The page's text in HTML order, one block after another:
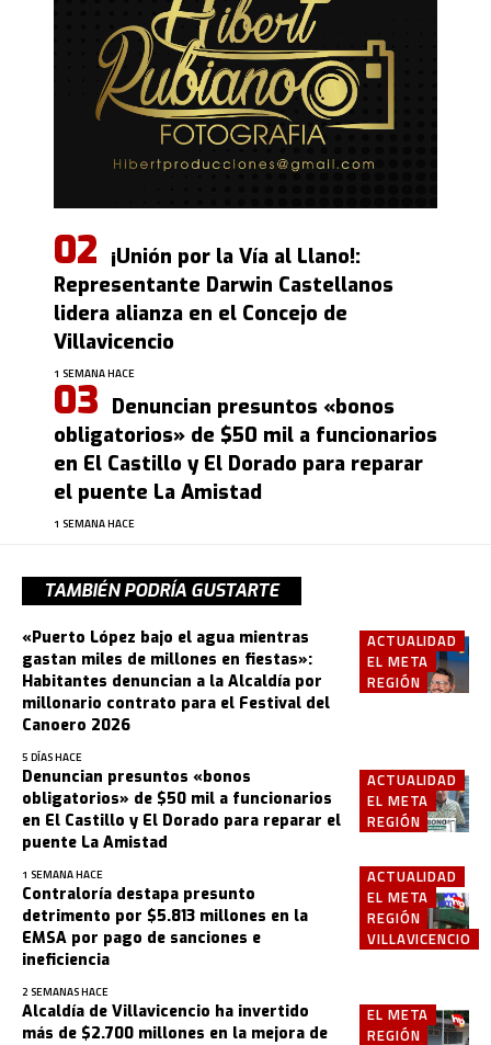
¡Unión por la Vía al Llano!:
Representante Darwin Castellanos
lidera alianza en el Concejo de
Villavicencio
1 SEMANA HACE
Denuncian presuntos «bonos
obligatorios» de $50 mil a funcionarios
en El Castillo y El Dorado para reparar
el puente La Amistad
1 SEMANA HACE
TAMBIÉN PODRÍA GUSTARTE
ACTUALIDAD
EL META
REGIÓN
«Puerto López bajo el agua mientras
gastan miles de millones en fiestas»:
Habitantes denuncian a la Alcaldía por
millonario contrato para el Festival del
Canoero 2026
5 DÍAS HACE
ACTUALIDAD
EL META
REGIÓN
Denuncian presuntos «bonos
obligatorios» de $50 mil a funcionarios
en El Castillo y El Dorado para reparar el
puente La Amistad
1 SEMANA HACE
ACTUALIDAD
EL META
REGIÓN
VILLAVICENCIO
Contraloría destapa presunto
detrimento por $5.813 millones en la
EMSA por pago de sanciones e
ineficiencia
2 SEMANAS HACE
EL META
REGIÓN
Alcaldía de Villavicencio ha invertido
más de $2.700 millones en la mejora de